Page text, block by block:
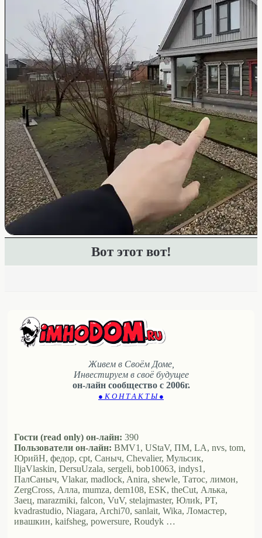
Вот этот вот!
Живем в Своём Доме,
Инвестируем в своё будущее
он-лайн сообщество с 2006г.
● К О Н Т А К Т Ы ●
Гости (read only) он-лайн: 390
Пользователи он-лайн: BMV1, UStaV, ПМ, LA, nvs, tom,
ЮрийН, федор, cpt, Саныч, Chevalier, Мульсик,
IljaVlaskin, DersuUzala, sergeli, bob10063, indys1,
ПалСаныч, Vlakar, madlock, Anira, shewle, Татос, лимон,
ZergCross, Алла, mumza, dem108, ESK, theCut, Алька,
Заец, marazmiki, falcon, VuV, stelajmaster, Юлиk, PT,
kvadrastudio, Niagara, Archi70, sanlait, Wika, Ломастер,
ивашкин, kaifsheg, powersure, Roudyk …